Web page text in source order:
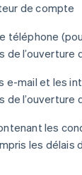
de compte
téléphone
de l’ouverture
e-mail et les
de l’ouverture
les
les délais